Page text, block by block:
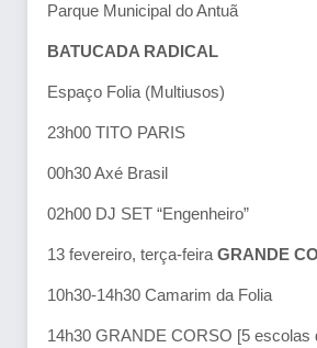
Parque Municipal do Antuã
BATUCADA RADICAL
Espaço Folia (Multiusos)
23h00 TITO PARIS
00h30 Axé Brasil
02h00 DJ SET “Engenheiro”
13 fevereiro, terça-feira GRANDE
10h30-14h30 Camarim da Folia
14h30 GRANDE CORSO [5 escolas